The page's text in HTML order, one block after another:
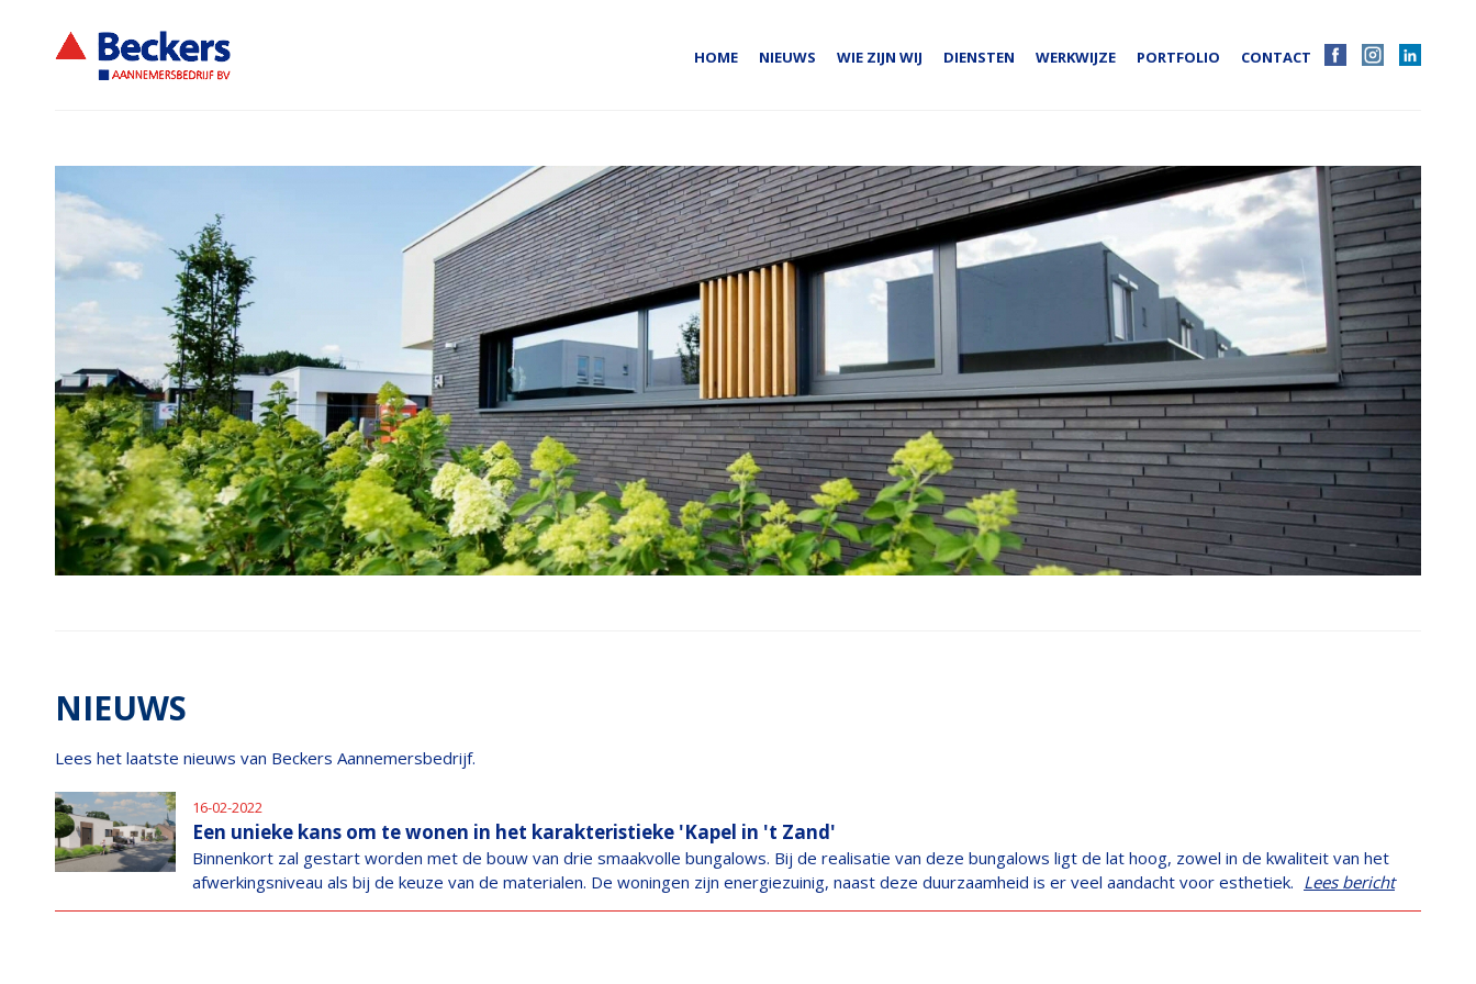
HOME NIEUWS WIE ZIJN WIJ DIENSTEN WERKWIJZE PORTFOLIO CONTACT
NIEUWS
Lees het laatste nieuws van Beckers Aannemersbedrijf.
16-02-2022
Een unieke kans om te wonen in het karakteristieke 'Kapel in 't Zand'
Binnenkort zal gestart worden met de bouw van drie smaakvolle bungalows. Bij de realisatie van deze bungalows ligt de lat hoog, zowel in de kwaliteit van het
afwerkingsniveau als bij de keuze van de materialen. De woningen zijn energiezuinig, naast deze duurzaamheid is er veel aandacht voor esthetiek. Lees bericht